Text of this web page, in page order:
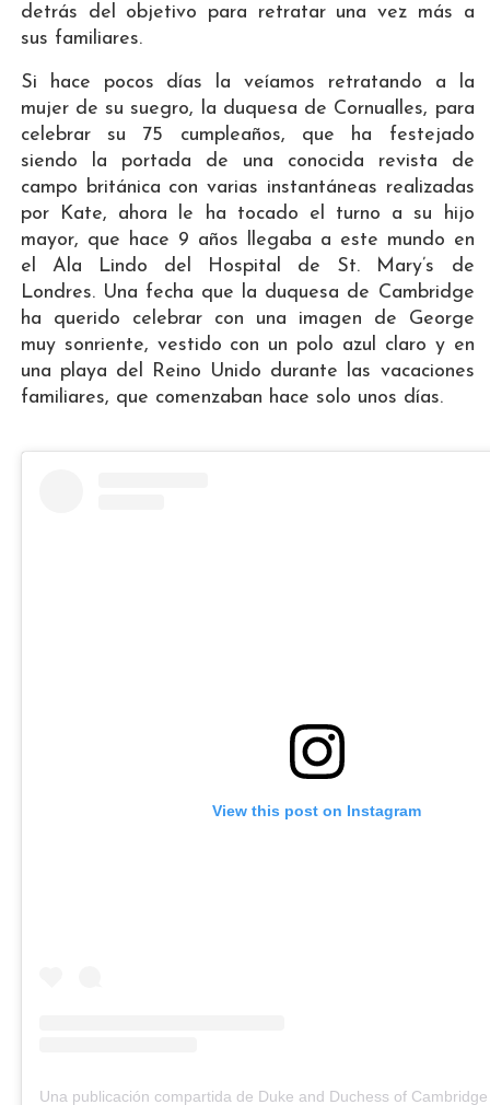
detrás del objetivo para retratar una vez más a
sus familiares.
Si hace pocos días la veíamos retratando a la
mujer de su suegro, la duquesa de Cornualles, para
celebrar su 75 cumpleaños, que ha festejado
siendo la portada de una conocida revista de
campo británica con varias instantáneas realizadas
por Kate, ahora le ha tocado el turno a su hijo
mayor, que hace 9 años llegaba a este mundo en
el Ala Lindo del Hospital de St. Mary’s de
Londres. Una fecha que la duquesa de Cambridge
ha querido celebrar con una imagen de George
muy sonriente, vestido con un polo azul claro y en
una playa del Reino Unido durante las vacaciones
familiares, que comenzaban hace solo unos días.
View this post on Instagram